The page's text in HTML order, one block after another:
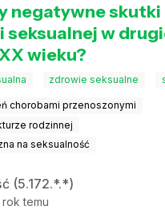
negatywne skutki
seksualnej w
wieku?
zdrowie seksualne
chorobami przenoszonymi
rodzinnej
na seksualność
(5.172.*.*)
rok temu